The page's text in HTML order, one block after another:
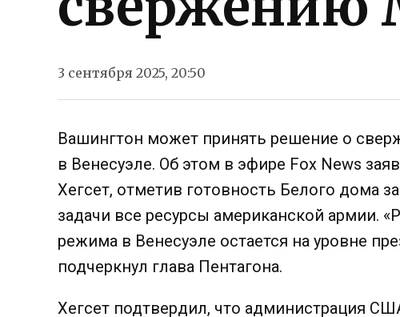
3 сентября 2025, 20:50
Вашингтон может принять решение о
в Венесуэле. Об этом в эфире Fox News
Хегсет, отметив готовность Белого дома
задачи все ресурсы американской армии.
режима в Венесуэле остается на уровне
подчеркнул глава Пентагона.
Хегсет подтвердил, что администрация